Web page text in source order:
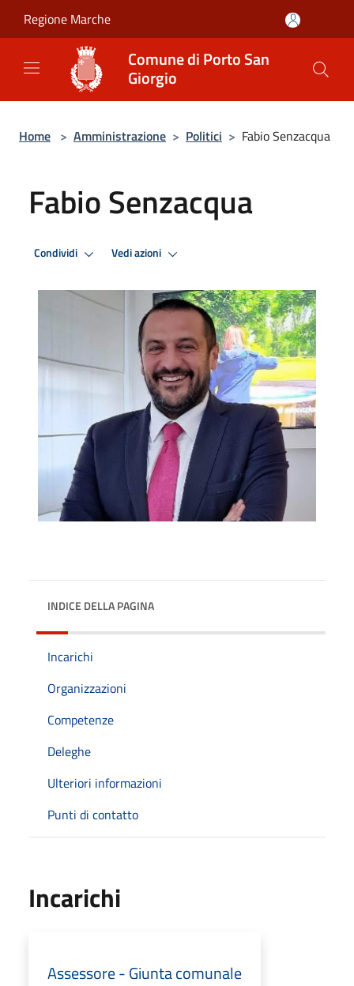
Regione Marche
Comune di Porto San
Giorgio
Home > Amministrazione > Politici > Fabio Senzacqua
Fabio Senzacqua
Condividi Vedi azioni
INDICE DELLA PAGINA
Incarichi
Organizzazioni
Competenze
Deleghe
Ulteriori informazioni
Punti di contatto
Incarichi
Assessore - Giunta comunale